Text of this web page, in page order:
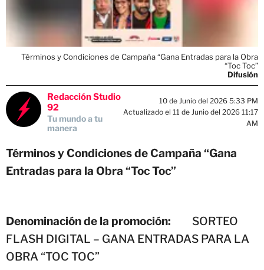
Términos y Condiciones de Campaña “Gana Entradas para la Obra
“Toc Toc”
Difusión
Redacción Studio
92
Tu mundo a tu
manera
10 de Junio del 2026 5:33 PM
Actualizado el 11 de Junio del 2026 11:17
AM
Términos y Condiciones de Campaña “Gana
Entradas para la Obra “Toc Toc”
Denominación de la promoción:
SORTEO
FLASH DIGITAL – GANA ENTRADAS PARA LA
OBRA “TOC TOC”